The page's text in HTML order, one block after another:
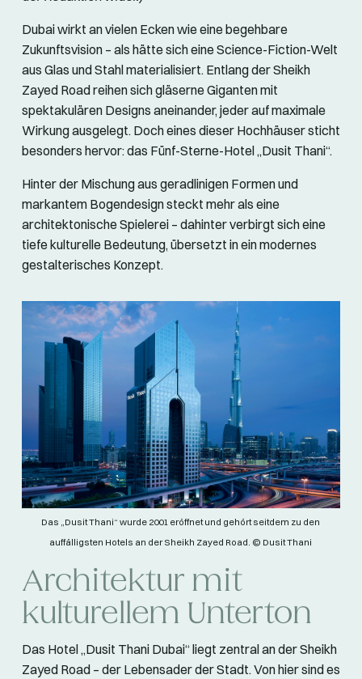
Dubai wirkt an vielen Ecken wie eine begehbare
Zukunftsvision – als hätte sich eine Science-Fiction-Welt
aus Glas und Stahl materialisiert. Entlang der Sheikh
Zayed Road reihen sich gläserne Giganten mit
spektakulären Designs aneinander, jeder auf maximale
Wirkung ausgelegt. Doch eines dieser Hochhäuser sticht
besonders hervor: das Fünf-Sterne-Hotel „Dusit Thani“.
Hinter der Mischung aus geradlinigen Formen und
markantem Bogendesign steckt mehr als eine
architektonische Spielerei – dahinter verbirgt sich eine
tiefe kulturelle Bedeutung, übersetzt in ein modernes
gestalterisches Konzept.
Das „Dusit Thani“ wurde 2001 eröffnet und gehört seitdem zu den
auffälligsten Hotels an der Sheikh Zayed Road. © Dusit Thani
Architektur mit
kulturellem Unterton
Das Hotel „Dusit Thani Dubai“ liegt zentral an der Sheikh
Zayed Road – der Lebensader der Stadt. Von hier sind es